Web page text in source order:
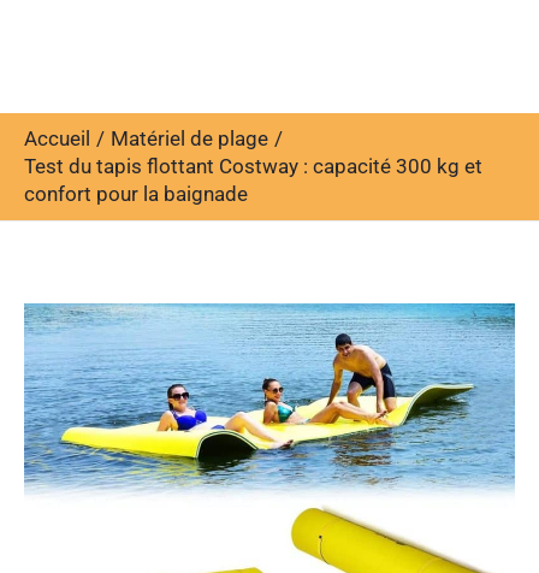
Accueil
Matériel de plage
Test du tapis flottant Costway : capacité 300 kg et
confort pour la baignade